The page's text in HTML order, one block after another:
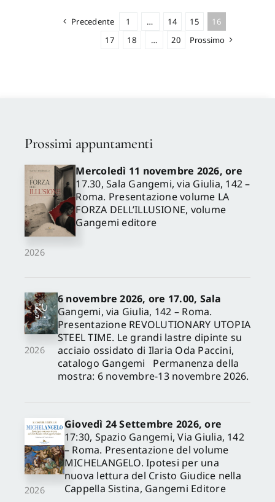
Precedente 1 … 14 15
16
17
18 … 20 Prossimo
Prossimi appuntamenti
2026
Mercoledì 11 novembre 2026, ore
17.30, Sala Gangemi, via Giulia, 142 –
Roma. Presentazione volume LA
FORZA DELL’ILLUSIONE, volume
Gangemi editore
2026
6 novembre 2026, ore 17.00, Sala
Gangemi, via Giulia, 142 – Roma.
Presentazione REVOLUTIONARY UTOPIA
STEEL TIME. Le grandi lastre dipinte su
acciaio ossidato di Ilaria Oda Paccini,
catalogo Gangemi Permanenza della
mostra: 6 novembre-13 novembre 2026.
2026
Giovedì 24 Settembre 2026, ore
17:30, Spazio Gangemi, Via Giulia, 142
– Roma. Presentazione del volume
MICHELANGELO. Ipotesi per una
nuova lettura del Cristo Giudice nella
Cappella Sistina, Gangemi Editore